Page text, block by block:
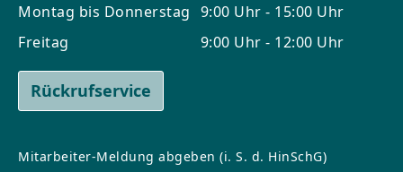
Montag bis Donnerstag
Freitag
9:00 Uhr - 15:00 Uhr
9:00 Uhr - 12:00 Uhr
Rückrufservice
Mitarbeiter-Meldung abgeben (i. S. d. HinSchG)